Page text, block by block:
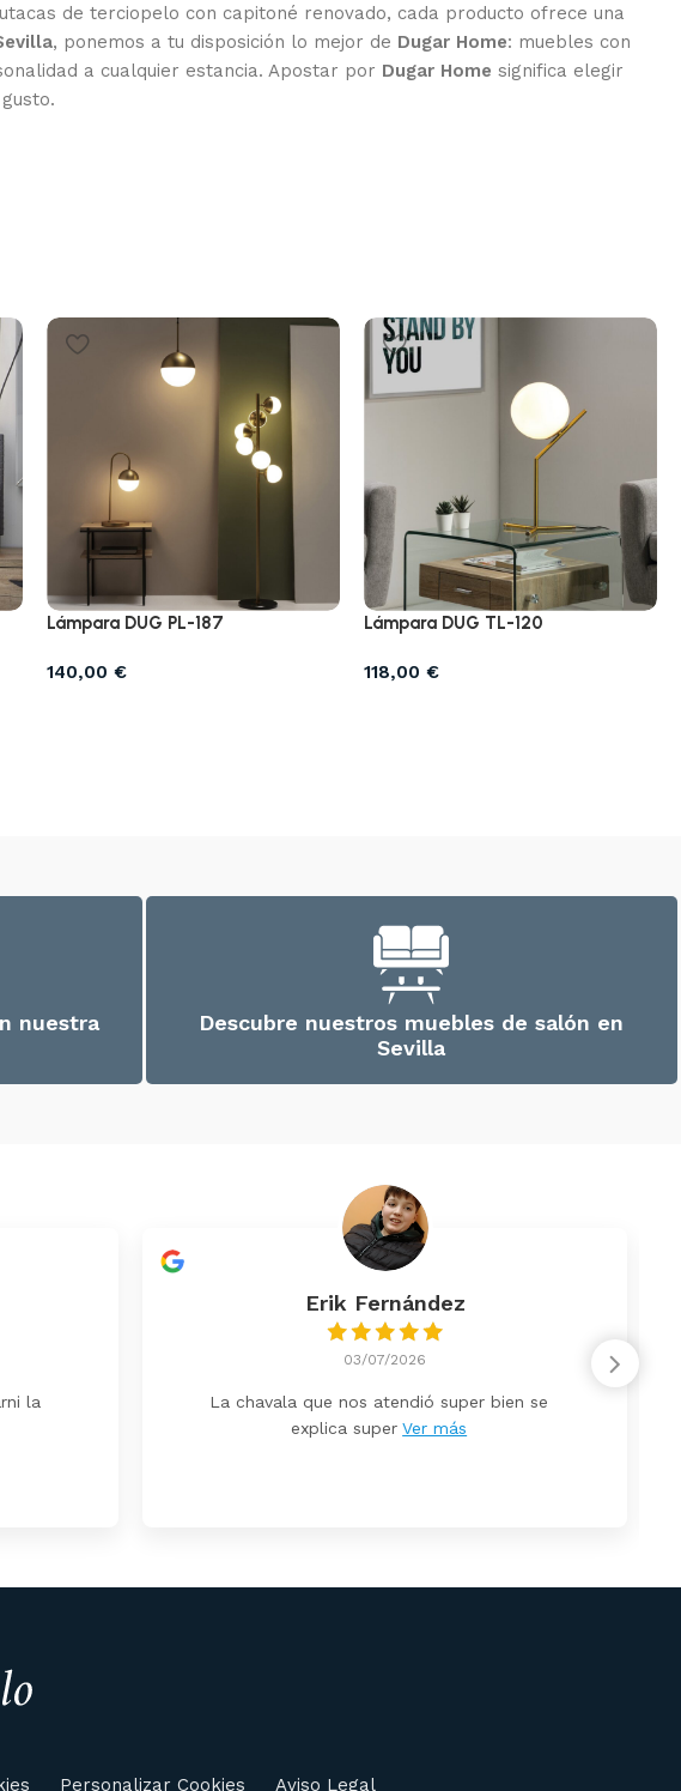
de terciopelo con capitoné renovado, cada producto ofrece una
, ponemos a tu disposición lo mejor de Dugar Home: muebles con
a cualquier estancia. Apostar por Dugar Home significa elegir
Lámpara DUG PL-187
140,00€
Lámpara DUG TL-120
118,00€
nuestra
Descubre nuestros muebles de salón en
Sevilla
la
Erik Fernández
03/07/2026
La chavala que nos atendió super bien se
explica super Ver más
Personalizar Cookies Aviso Legal